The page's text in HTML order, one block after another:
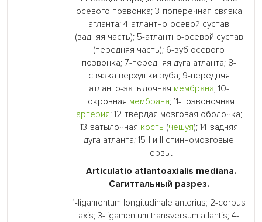
осевого позвонка; 3-поперечная связка
атланта; 4-атлантно-осевой сустав
(задняя часть); 5-атлантно-осевой сустав
(передняя часть); 6-зуб осевого
позвонка; 7-передняя дуга атланта; 8-
связка верхушки зуба; 9-передняя
атланто-затылочная мембрана; 10-
покровная мембрана; 11-позвоночная
артерия; 12-твердая мозговая оболочка;
13-затылочная кость (чешуя); 14-задняя
дуга атланта; 15-I и II спинномозговые
нервы.
Articulatio atlantoaxialis mediana.
Сагиттальный разрез.
1-ligamentum longitudinale anterius; 2-corpus
axis; 3-ligamentum transversum atlantis; 4-